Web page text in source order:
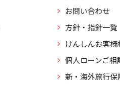
お問い合わせ
方針・指針一覧
けんしんお客様
個人ローンご相
新・海外旅行保